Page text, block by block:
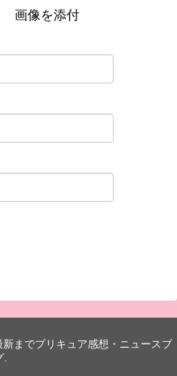
ません。
を読む
いい
画像を添付
までプリキュア感想・ニュースブ